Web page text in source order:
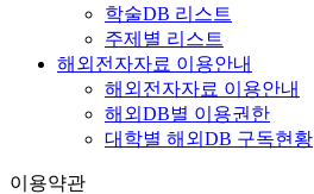
학술DB 리스트
주제별 리스트
해외전자자료 이용안내
해외전자자료 이용안내
해외DB별 이용권한
대학별 해외DB 구독현황
이용약관